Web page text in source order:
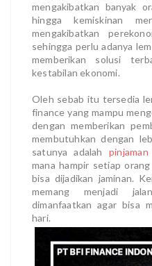
mengakibatkan banyak
hingga kemiskinan
mengakibatkan
sehingga perlu adanya
memberikan solusi
kestabilan ekonomi.
Oleh sebab itu tersedia
finance yang mampu
dengan memberikan
membutuhkan dengan
satunya adalah
mana hampir setiap
bisa dijadikan jaminan.
memang menjadi
dimanfaatkan agar bisa
hari.